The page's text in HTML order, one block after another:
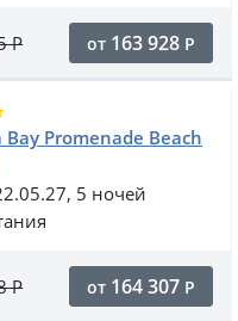
Р от 163 928 Р
Bay Promenade Beach
5 ночей
Р от 164 307 Р